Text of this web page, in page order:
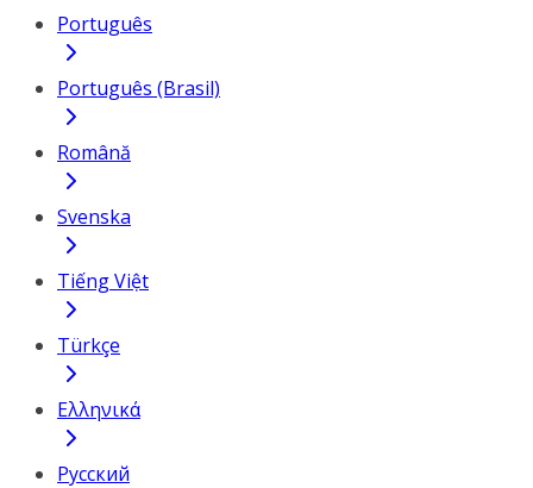
Português
Português (Brasil)
Română
Svenska
Tiếng Việt
Türkçe
Ελληνικά
Русский